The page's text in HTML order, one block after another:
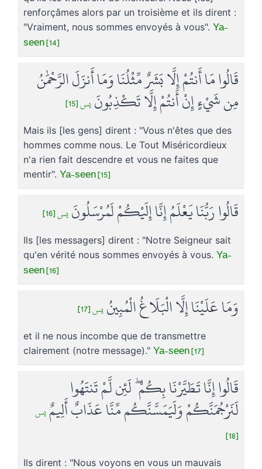
renforçâmes alors par un troisième et ils dirent :
"Vraiment, nous sommes envoyés à vous". Ya-
seen [14]
قَالُوا مَا أَنتُمْ إِلَّا بَشَرٌ مِّثْلُنَا وَمَا أَنزَلَ الرَّحْمَٰنُ
مِن شَيْءٍ إِنْ أَنتُمْ إِلَّا تَكْذِبُونَ يس [15]
Mais ils [les gens] dirent : "Vous n'êtes que des
hommes comme nous. Le Tout Miséricordieux
n'a rien fait descendre et vous ne faites que
mentir". Ya-seen [15]
قَالُوا رَبُّنَا يَعْلَمُ إِنَّا إِلَيْكُمْ لَمُرْسَلُونَ يس [16]
Ils [les messagers] dirent : "Notre Seigneur sait
qu'en vérité nous sommes envoyés à vous. Ya-
seen [16]
وَمَا عَلَيْنَا إِلَّا الْبَلَاغُ الْمُبِينُ يس [17]
et il ne nous incombe que de transmettre
clairement (notre message)." Ya-seen [17]
قَالُوا إِنَّا تَطَيَّرْنَا بِكُمْ ۖ لَئِن لَّمْ تَنتَهُوا
لَنَرْجُمَنَّكُمْ وَلَيَمَسَّنَّكُم مِّنَّا عَذَابٌ أَلِيمٌ يس
[18]
Ils dirent : "Nous voyons en vous un mauvais